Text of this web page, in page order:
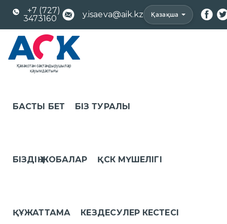
+7 (727)
3473160
y.isaeva@aik.kz Қазақша
БАСТЫ БЕТ БІЗ ТУРАЛЫ
БІЗДІҢ ЖОБАЛАР ҚСК МҮШЕЛІГІ
ҚҰЖАТТАМА КЕЗДЕСУЛЕР КЕСТЕСІ